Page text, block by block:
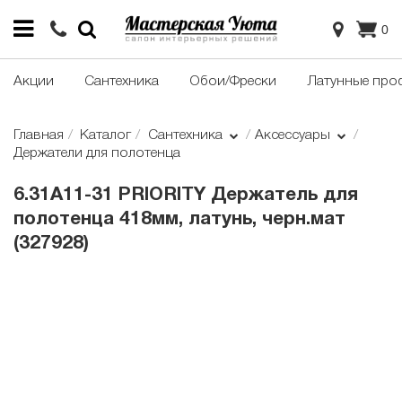
0
Акции Сантехника Обои/Фрески Латунные
Главная Каталог Сантехника
Аксессуары
Держатели для полотенца
6.31A11-31 PRIORITY Держатель для
полотенца 418мм, латунь, черн.мат
(327928)